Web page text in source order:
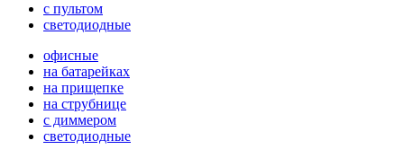
с пультом
светодиодные
офисные
на батарейках
на прищепке
на струбнице
с диммером
светодиодные